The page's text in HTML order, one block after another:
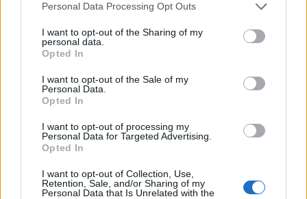
Personal Data Processing Opt Outs
I want to opt-out of the Sharing of my
personal data.
Opted In
I want to opt-out of the Sale of my
Personal Data.
Opted In
I want to opt-out of processing my
Personal Data for Targeted Advertising.
Opted In
I want to opt-out of Collection, Use,
Retention, Sale, and/or Sharing of my
Personal Data that Is Unrelated with the
Une cuillère à soupe de vinaigre de cidre
Une cuillère à soupe de jus de citron
Méthode de préparation :
préparation de ce remède est assez simple. Mixez tous les
ingrédients dans un blender à haute vitesse. Ensuite,
Utilisation :Prenez 1 cuillère à soupe de ce remède.
votre petit déjeuner, le matin, et avant votre dîner.